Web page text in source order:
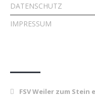
DATENSCHUTZ
IMPRESSUM
FSV Weiler zum Stein